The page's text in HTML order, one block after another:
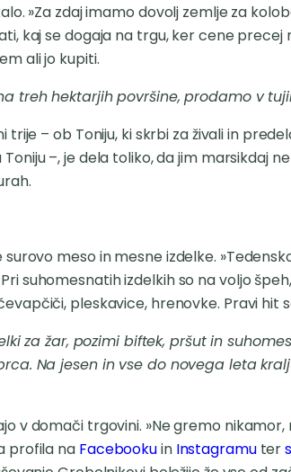
»Za zdaj imamo dovolj zemlje za
kaj se dogaja na trgu, ker cene
ali jo kupiti.
treh hektarjih površine, prodamo v
– ob Toniju, ki skrbi za živali in
–, je dela toliko, da jim marsikdaj
meso in mesne izdelke.
suhomesnatih izdelkih so na voljo
pleskavice, hrenovke. Pravi hit
za žar, pozimi biftek, pršut in
Na jesen in vse do novega leta
v domači trgovini. »Ne gremo
profila na Facebookuin Instagramuter